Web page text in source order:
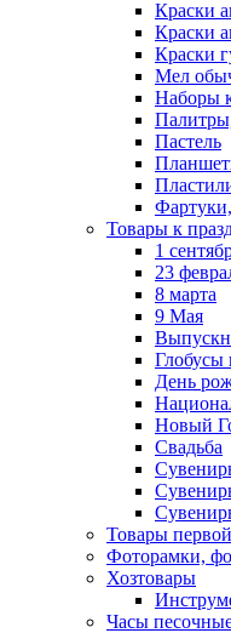
Краски
Краски
Краски
Мел
Наборы
Пастель
Товары к
1
23
8 марта
9 Мая
Глобусы
День
Новый
Свадьба
Товары
Фоторамки,
Хозтовары
Часы